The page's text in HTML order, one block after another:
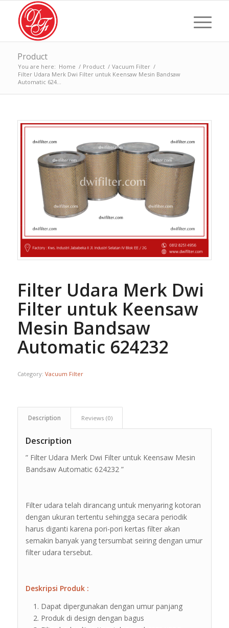
Product
You are here: Home / Product / Vacuum Filter /
Filter Udara Merk Dwi Filter untuk Keensaw Mesin Bandsaw
Automatic 624...
Filter Udara Merk Dwi
Filter untuk Keensaw
Mesin Bandsaw
Automatic 624232
Category: Vacuum Filter
Description Reviews (0)
Description
” Filter Udara Merk Dwi Filter untuk Keensaw Mesin
Bandsaw Automatic 624232 ”
Filter udara telah dirancang untuk menyaring kotoran
dengan ukuran tertentu sehingga secara periodik
harus diganti karena pori-pori kertas filter akan
semakin banyak yang tersumbat seiring dengan umur
filter udara tersebut.
Deskripsi Produk :
Dapat dipergunakan dengan umur panjang
Produk di design dengan bagus